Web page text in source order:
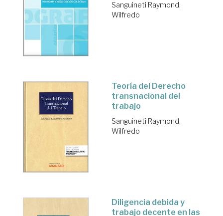
Sanguineti Raymond,
Wilfredo
Teoría del Derecho
transnacional del
trabajo
Sanguineti Raymond,
Wilfredo
Diligencia debida y
trabajo decente en las